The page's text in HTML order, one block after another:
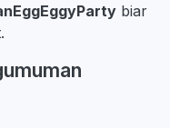
biar